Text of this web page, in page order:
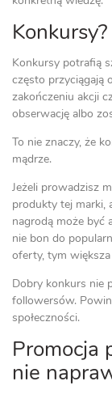
Konkursy potrafią
często przyciągają
zakończeniu akcji
obserwację albo
To nie znaczy, że
mądrze.
Jeżeli prowadzisz
produkty tej marki,
nagrodą może być
nie bon do
oferty, tym
Dobry konkurs nie
followersów.
społeczności.
Promocja
nie